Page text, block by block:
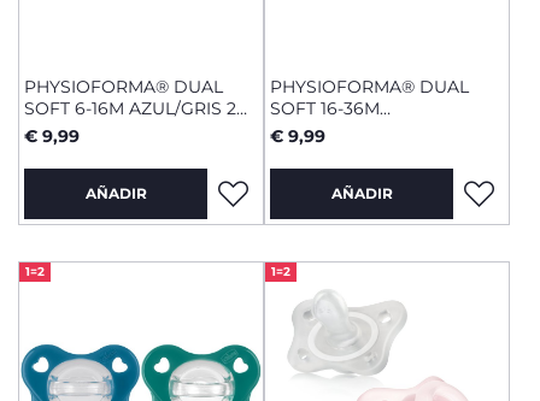
PHYSIOFORMA® DUAL
SOFT 6-16M AZUL/GRIS 2
UDS.
€ 9,99
AÑADIR
PHYSIOFORMA® DUAL
SOFT 16-36M
ROSA/MAGENTA 2
UNIDADES
€ 9,99
AÑADIR
1=2 1=2